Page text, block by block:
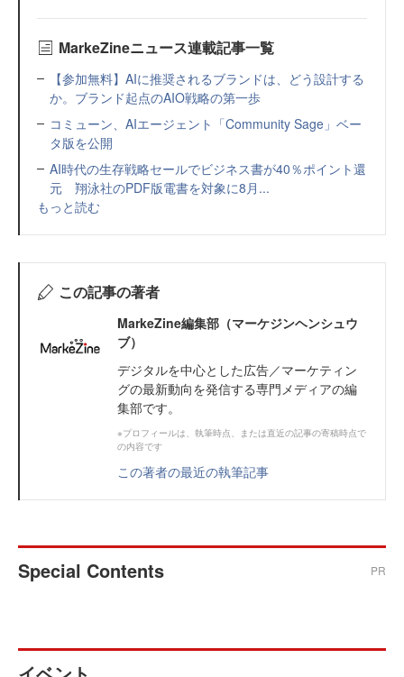
MarkeZineニュース連載記事一覧
【参加無料】AIに推奨されるブランドは、どう設計する
か。ブランド起点のAIO戦略の第一歩
コミューン、AIエージェント「Community Sage」ベー
タ版を公開
AI時代の生存戦略セールでビジネス書が40％ポイント還
元 翔泳社のPDF版電書を対象に8月...
もっと読む
この記事の著者
MarkeZine編集部（マーケジンヘンシュウ
ブ）
デジタルを中心とした広告／マーケティン
グの最新動向を発信する専門メディアの編
集部です。
※プロフィールは、執筆時点、または直近の記事の寄稿時点で
の内容です
この著者の最近の執筆記事
Special Contents PR